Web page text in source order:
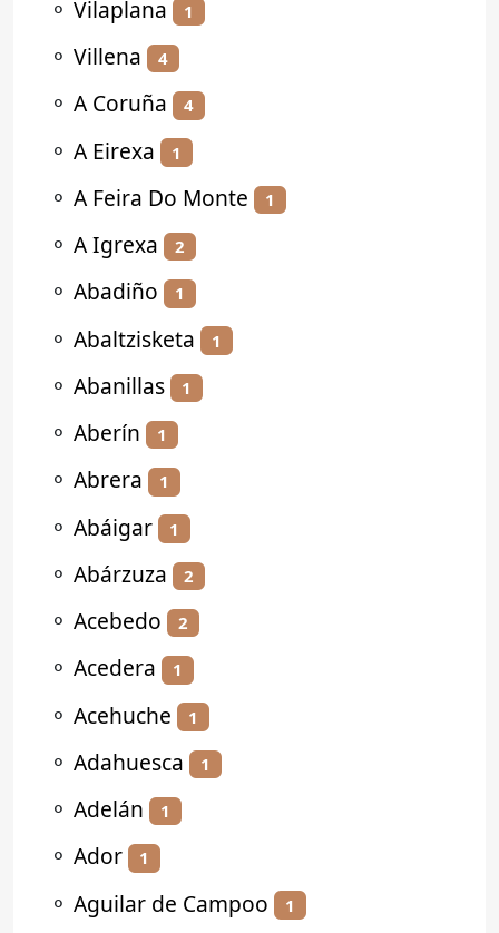
⚬ Vilaplana 1
⚬ Villena 4
⚬ A Coruña 4
⚬ A Eirexa 1
⚬ A Feira Do Monte 1
⚬ A Igrexa 2
⚬ Abadiño 1
⚬ Abaltzisketa 1
⚬ Abanillas 1
⚬ Aberín 1
⚬ Abrera 1
⚬ Abáigar 1
⚬ Abárzuza 2
⚬ Acebedo 2
⚬ Acedera 1
⚬ Acehuche 1
⚬ Adahuesca 1
⚬ Adelán 1
⚬ Ador 1
⚬ Aguilar de Campoo 1